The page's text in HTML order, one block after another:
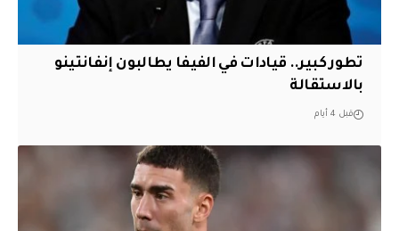
تطور كبير.. قيادات في الفيفا يطالبون إنفانتينو
بالاستقالة
قبل 4 أيام